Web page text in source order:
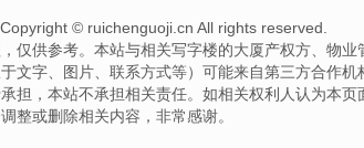
Copyright © ruichenguoji.cn All rights reserved.
供参考。本站与相关写字楼的大厦产权方、物
字、图片、联系方式等）可能来自第三方合作
，本站不承担相关责任。如相关权利人认为本
整或删除相关内容，非常感谢。